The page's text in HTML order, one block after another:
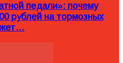
педали»: почему
рублей на тормозных